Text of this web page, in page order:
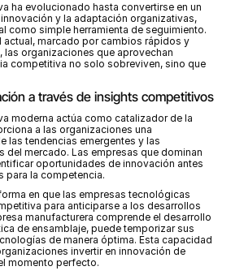
ha evolucionado hasta convertirse en un
y la adaptación organizativas,
como simple herramienta de seguimiento.
actual, marcado por cambios rápidos y
organizaciones que aprovechan
competitiva no solo sobreviven, sino que
a través de insights competitivos
moderna actúa como catalizador de la
a las organizaciones una
las tendencias emergentes y las
del mercado. Las empresas que dominan
oportunidades de innovación antes
para la competencia.
en que las empresas tecnológicas
para anticiparse a los desarrollos
manufacturera comprende el desarrollo
de ensamblaje, puede temporizar sus
de manera óptima. Esta capacidad
invertir en innovación de
momento perfecto.